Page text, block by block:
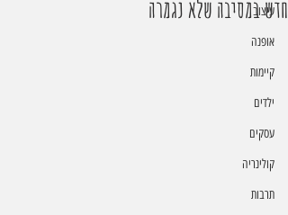
עיצוב
אופנה
קיימות
ילדים
עסקים
קולינריה
תרבות
חדש במסיבה שלא נגמרה